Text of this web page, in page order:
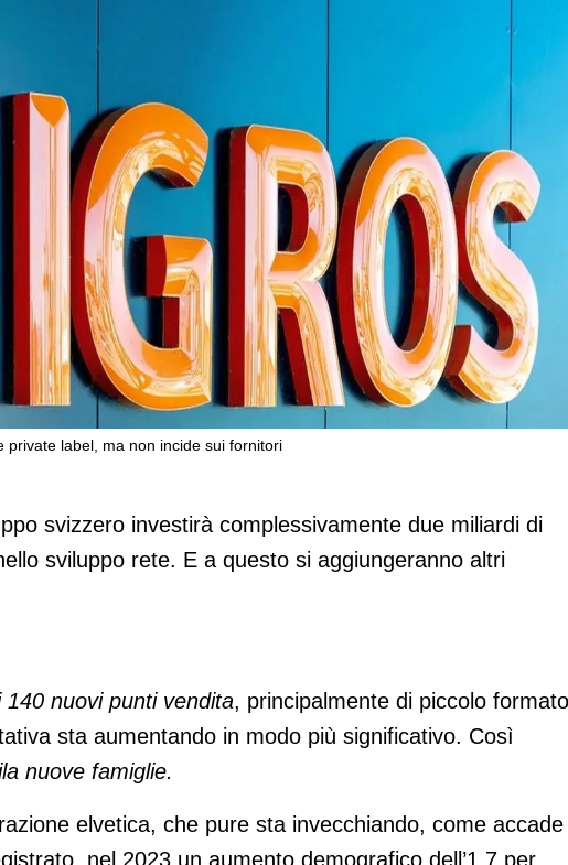
private label, ma non incide sui fornitori
sviluppo. Mille ribassi
svizzero investirà complessivamente due miliardi di
sviluppo rete. E a questo si aggiungeranno altri
140 nuovi punti vendita, principalmente di piccolo
sta aumentando in modo più significativo. Così
nuove famiglie.
elvetica, che pure sta invecchiando, come accade
nel 2023 un aumento demografico dell’1,7 per